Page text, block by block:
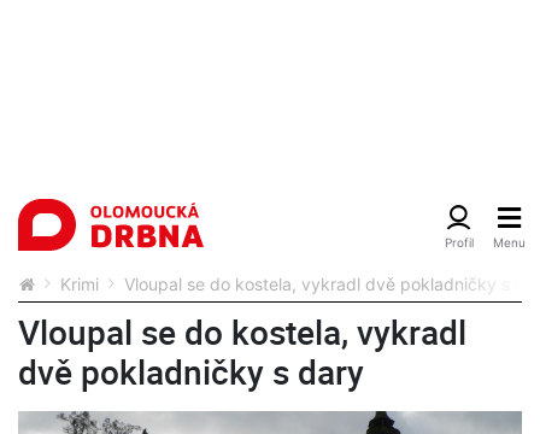
Krimi Vloupal se do kostela, vykradl dvě pokladničky s
Vloupal se do kostela, vykradl
dvě pokladničky s dary